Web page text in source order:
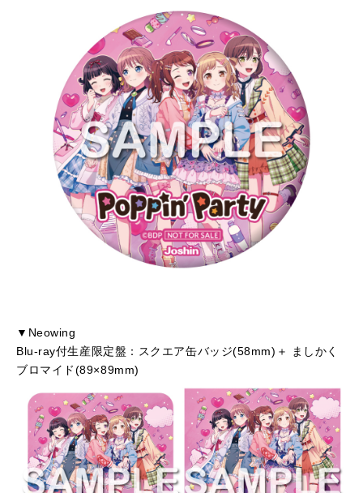
▼Neowing
Blu-ray付生産限定盤：スクエア缶バッジ(58mm)＋ ましかく
ブロマイド(89×89mm)